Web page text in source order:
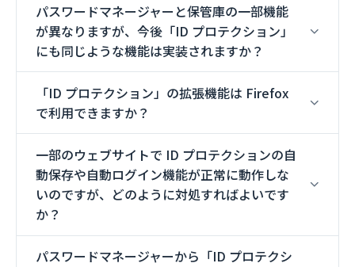
パスワードマネージャーと保管庫の一部機能
が異なりますが、今後「ID プロテクション」
にも同じような機能は実装されますか？
「ID プロテクション」の拡張機能は Firefox
で利用できますか？
一部のウェブサイトで ID プロテクションの自
動保存や自動ログイン機能が正常に動作しな
いのですが、どのように対処すればよいです
か？
パスワードマネージャーから「ID プロテクシ